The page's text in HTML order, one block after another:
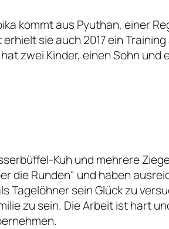
kommt aus Pyuthan, einer
erhielt sie auch 2017 ein
zwei Kinder, einen Sohn und
Kuh und mehrere
die Runden“ und haben
sein Glück zu
zu sein. Die Arbeit ist hart